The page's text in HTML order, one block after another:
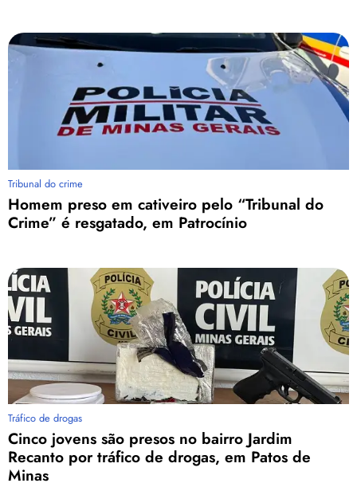
Tribunal do crime
Homem preso em cativeiro pelo “Tribunal do
Crime” é resgatado, em Patrocínio
Tráfico de drogas
Cinco jovens são presos no bairro Jardim
Recanto por tráfico de drogas, em Patos de
Minas